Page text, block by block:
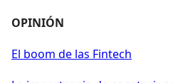
OPINIÓN
El boom de las Fintech